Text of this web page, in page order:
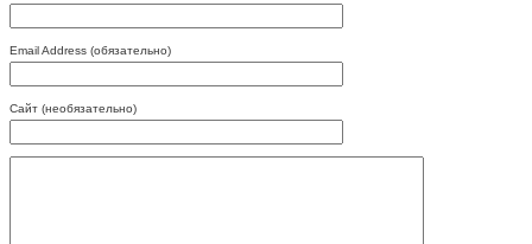
Email Address (обязательно)
Сайт (необязательно)